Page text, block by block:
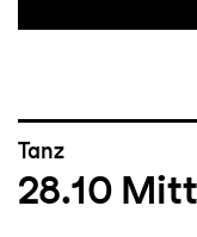
Tanz
28.10